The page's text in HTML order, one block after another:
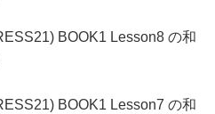
BOOK1 Lesson8 の和
BOOK1 Lesson7 の和